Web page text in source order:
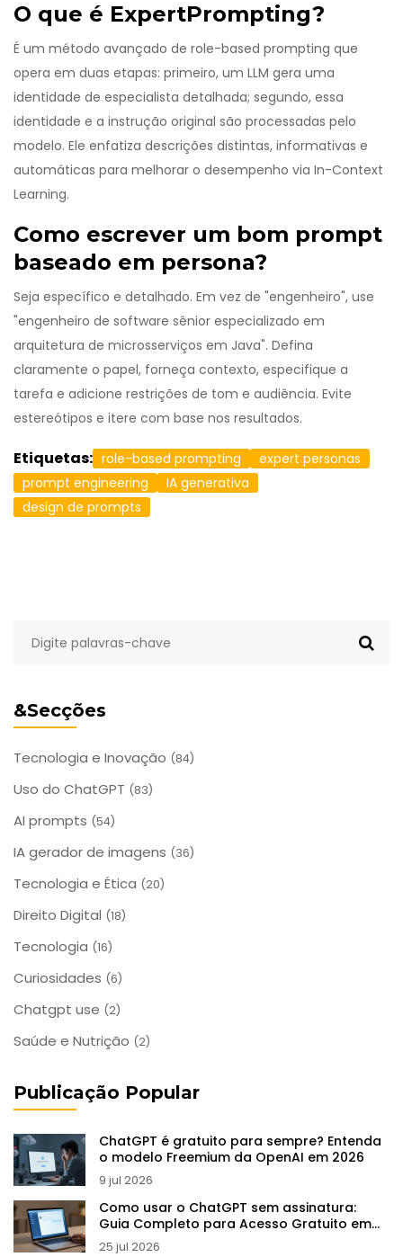
&Secções
Tecnologia e Inovação (84)
Uso do ChatGPT (83)
AI prompts (54)
IA gerador de imagens (36)
Tecnologia e Ética (20)
Direito Digital (18)
Tecnologia (16)
Curiosidades (6)
Chatgpt use (2)
Saúde e Nutrição (2)
Publicação Popular
ChatGPT é gratuito para sempre? Entenda
o modelo Freemium da OpenAI em 2026
9 jul 2026
Como usar o ChatGPT sem assinatura:
Guia Completo para Acesso Gratuito em
2026
25 jul 2026
O que é ExpertPrompting?
É um método avançado de role-based prompting que
opera em duas etapas: primeiro, um LLM gera uma
identidade de especialista detalhada; segundo, essa
identidade e a instrução original são processadas pelo
modelo. Ele enfatiza descrições distintas, informativas e
automáticas para melhorar o desempenho via In-Context
Learning.
Como escrever um bom prompt
baseado em persona?
Seja específico e detalhado. Em vez de "engenheiro", use
"engenheiro de software sênior especializado em
arquitetura de microsserviços em Java". Defina
claramente o papel, forneça contexto, especifique a
tarefa e adicione restrições de tom e audiência. Evite
estereótipos e itere com base nos resultados.
Etiquetas: role-based prompting
expert personas
prompt engineering
IA generativa
design de prompts